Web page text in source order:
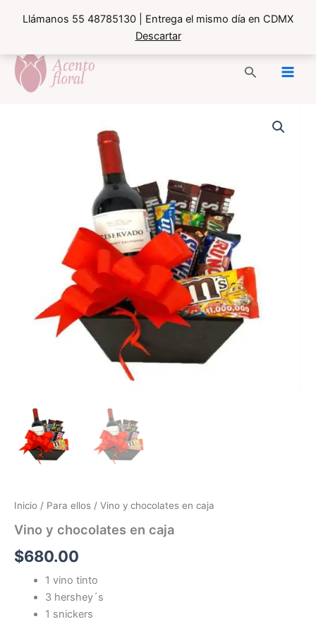
Llámanos 55 48785130 | Entrega el mismo día en CDMX
Descartar
contenido
Buscar
Inicio / Para ellos / Vino y chocolates en caja
Vino y chocolates en caja
$680.00
1 vino tinto
3 hershey´s
1 snickers